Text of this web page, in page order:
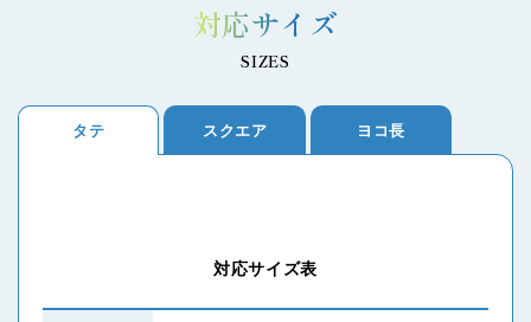
対応サイズ
SIZES
タテ スクエア ヨコ長
対応サイズ表